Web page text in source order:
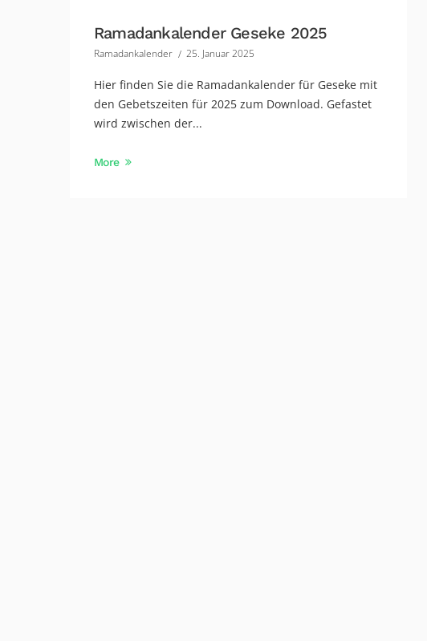
Ramadankalender Geseke 2025
Ramadankalender 25. Januar 2025
Hier finden Sie die Ramadankalender für Geseke mit
den Gebetszeiten für 2025 zum Download. Gefastet
wird zwischen der...
More